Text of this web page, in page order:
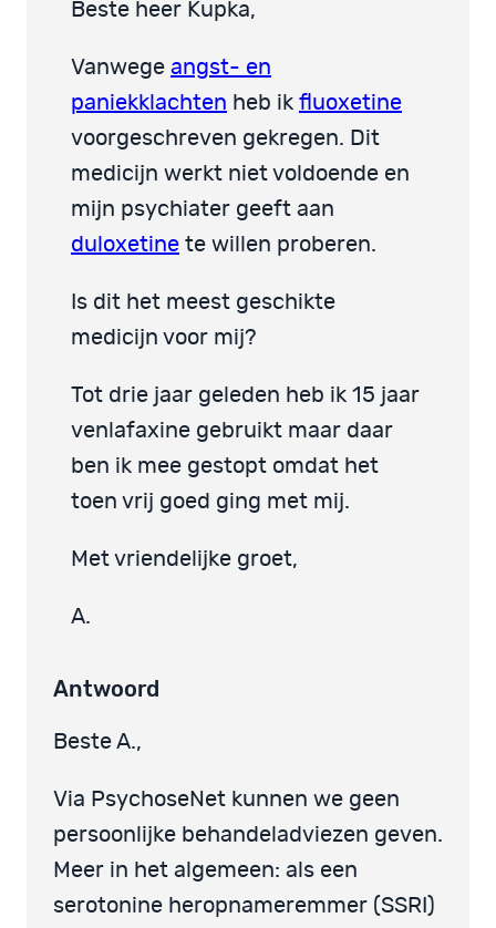
Beste heer Kupka,
Vanwege angst- en
paniekklachten heb ik fluoxetine
voorgeschreven gekregen. Dit
medicijn werkt niet voldoende en
mijn psychiater geeft aan
duloxetine te willen proberen.
Is dit het meest geschikte
medicijn voor mij?
Tot drie jaar geleden heb ik 15 jaar
venlafaxine gebruikt maar daar
ben ik mee gestopt omdat het
toen vrij goed ging met mij.
Met vriendelijke groet,
A.
Antwoord
Beste A.,
Via PsychoseNet kunnen we geen
persoonlijke behandeladviezen geven.
Meer in het algemeen: als een
serotonine heropnameremmer (SSRI)